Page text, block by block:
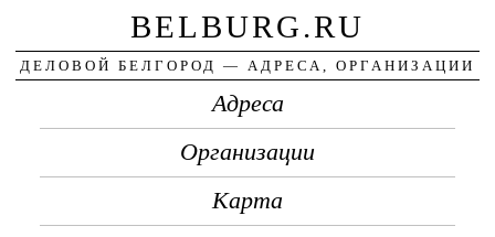
BELBURG.RU
ДЕЛОВОЙ БЕЛГОРОД — АДРЕСА, ОРГАНИЗАЦИИ
Адреса
Организации
Карта